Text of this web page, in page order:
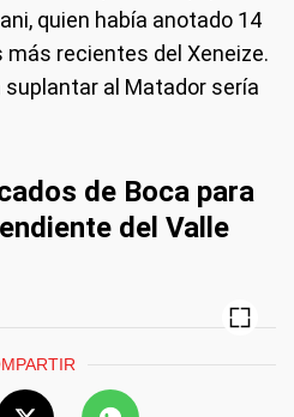
quien había anotado 14
recientes del Xeneize.
al Matador sería
de Boca para
del Valle